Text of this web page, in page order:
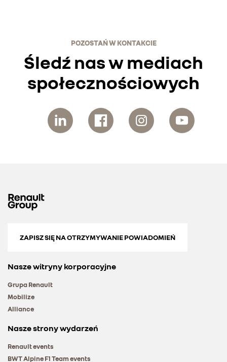
POZOSTAŃ W KONTAKCIE
Śledź nas w mediach
społecznościowych
ZAPISZ SIĘ NA OTRZYMYWANIE POWIADOMIEŃ
Nasze witryny korporacyjne
Grupa Renault
Mobilize
Alliance
Nasze strony wydarzeń
Renault events
BWT Alpine F1 Team events